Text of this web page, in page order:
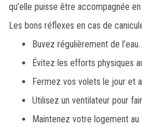
qu’elle puisse être accompagnée
Les bons réflexes en cas de
Buvez régulièrement de l’eau.
Évitez les efforts physiques
Fermez vos volets le jour et
Utilisez un ventilateur pour
Maintenez votre logement au